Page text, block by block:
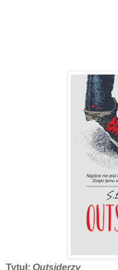
Tytuł: Outsiderzy